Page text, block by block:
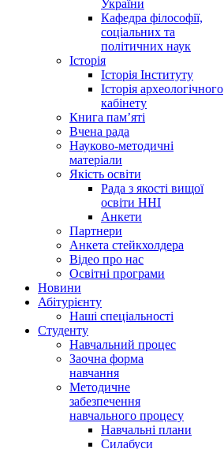
України
Кафедра філософії,
соціальних та
політичних наук
Історія
Історія Інституту
Історія археологічного
кабінету
Книга памʼяті
Вчена рада
Науково-методичні
матеріали
Якість освіти
Рада з якості вищої
освіти ННІ
Анкети
Партнери
Анкета стейкхолдера
Відео про нас
Освітні програми
Hовини
Абітурієнту
Наші спеціальності
Студенту
Навчальний процес
Заочна форма
навчання
Методичне
забезпечення
навчального процесу
Навчальні плани
Силабуси